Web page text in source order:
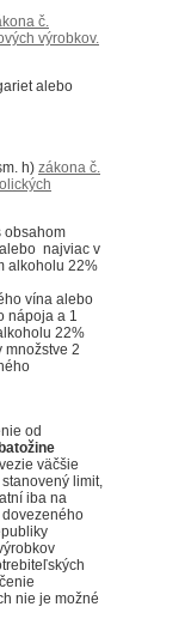
č.
výrobkov.
alebo
h) zákona č.
obsahom
najviac v
alkoholu 22%
vína alebo
nápoja a 1
22%
množstve 2
od
väčšie
limit,
iba na
dovezeného
nie je možné